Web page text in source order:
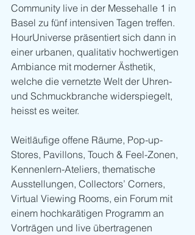
Community live in der Messehalle 1 in
Basel zu fünf intensiven Tagen treffen.
HourUniverse präsentiert sich dann in
einer urbanen, qualitativ hochwertigen
Ambiance mit moderner Ästhetik,
welche die vernetzte Welt der Uhren-
und Schmuckbranche widerspiegelt,
heisst es weiter.
Weitläufige offene Räume, Pop-up-
Stores, Pavillons, Touch & Feel-Zonen,
Kennenlern-Ateliers, thematische
Ausstellungen, Collectors’ Corners,
Virtual Viewing Rooms, ein Forum mit
einem hochkarätigen Programm an
Vorträgen und live übertragenen